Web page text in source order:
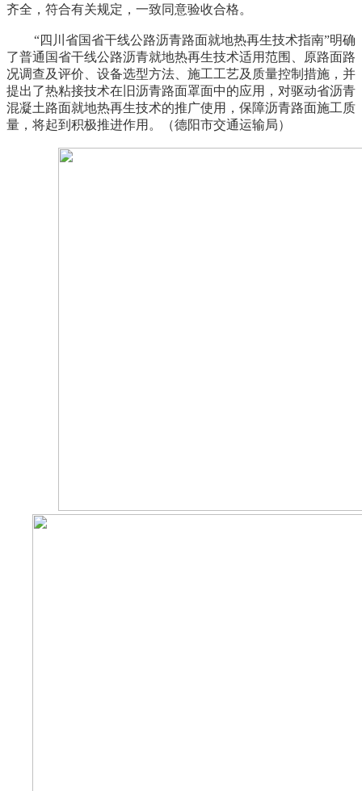
齐全，符合有关规定，一致同意验收合格。
“四川省国省干线公路沥青路面就地热再生技术指南”明确
了普通国省干线公路沥青就地热再生技术适用范围、原路面路
况调查及评价、设备选型方法、施工工艺及质量控制措施，并
提出了热粘接技术在旧沥青路面罩面中的应用，对驱动省沥青
混凝土路面就地热再生技术的推广使用，保障沥青路面施工质
量，将起到积极推进作用。（德阳市交通运输局）